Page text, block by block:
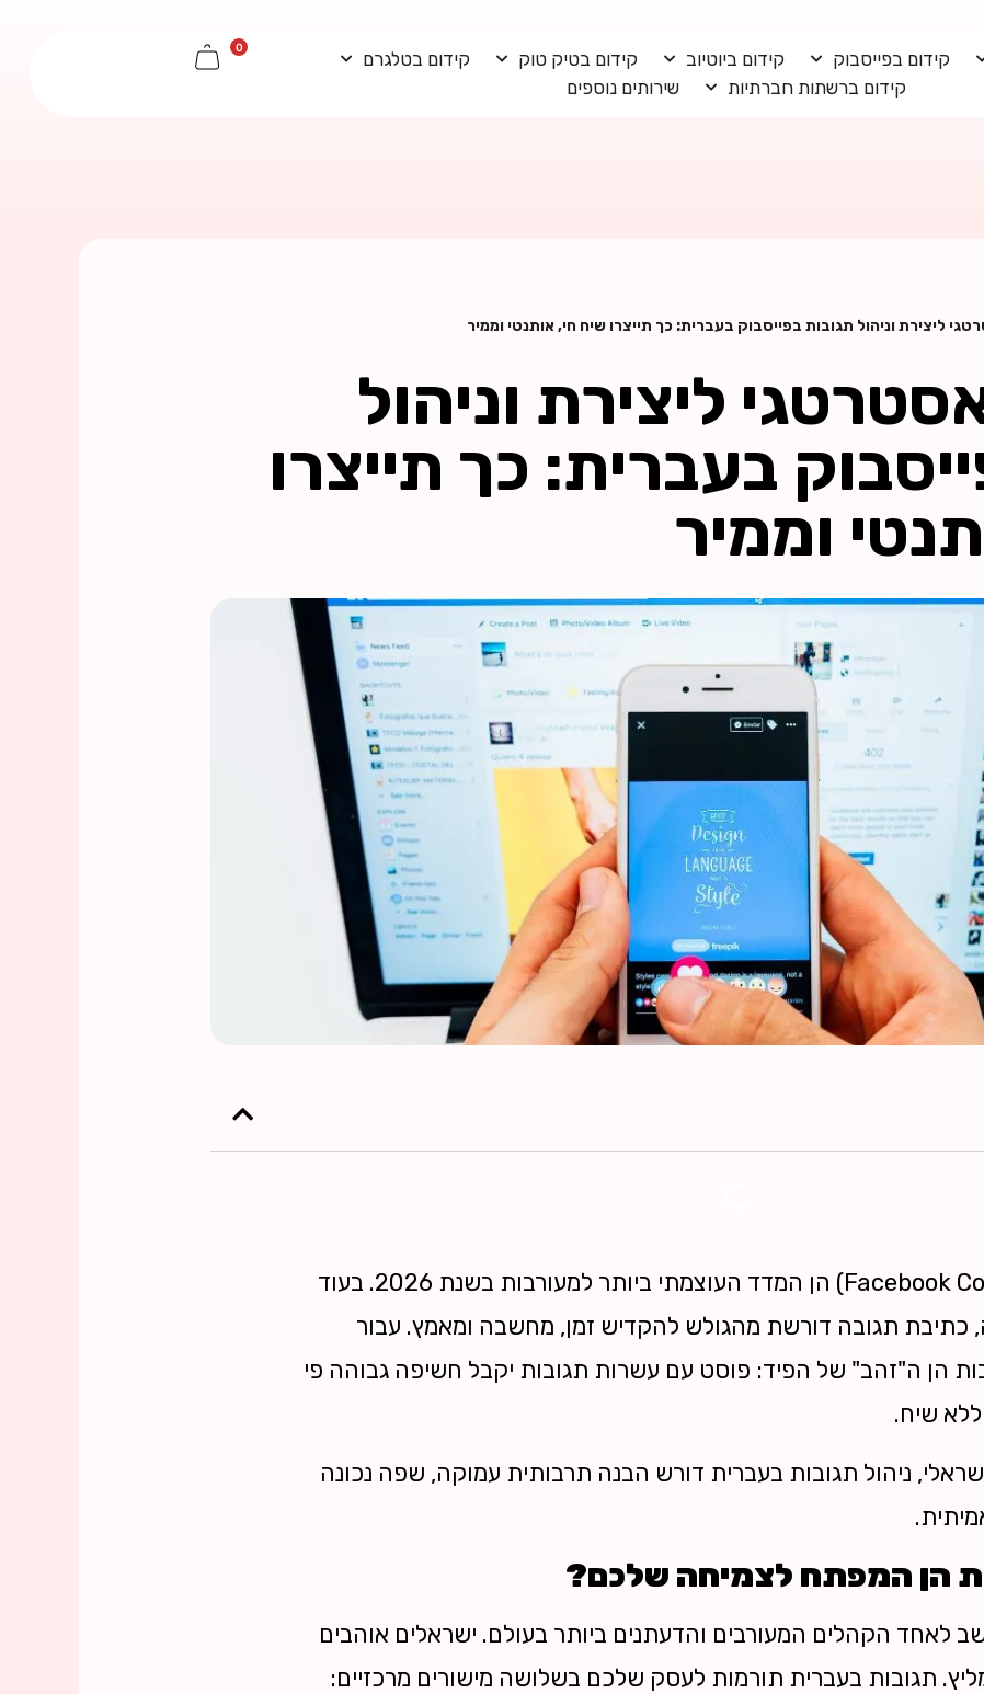
קידום בפייסבוק קידום ביוטיוב קידום בטיק טוק
קידום בטלגרם
קידום ברשתות חברתיות
שירותים נוספים
0
ליצירת וניהול תגובות בפייסבוק בעברית: כך תייצרו שיח חי, אותנטי וממיר
ליצירת וניהול
בעברית: כך תייצרו
וממיר
תגובות בפייסבוק (Facebook Comments) הן המדד העוצמתי ביותר למעורבות בשנת 2026. בעוד
כתיבת תגובה דורשת מהגולש להקדיש זמן, מחשבה ומאמץ. עבור
הן ה"זהב" של הפיד: פוסט עם עשרות תגובות יקבל חשיפה גבוהה פי
שיח.
ניהול תגובות בעברית דורש הבנה תרבותית עמוקה, שפה נכונה
הן המפתח לצמיחה שלכם?
לאחד הקהלים המעורבים והדעתנים ביותר בעולם. ישראלים אוהבים
תגובות בעברית תורמות לעסק שלכם בשלושה מישורים מרכזיים: